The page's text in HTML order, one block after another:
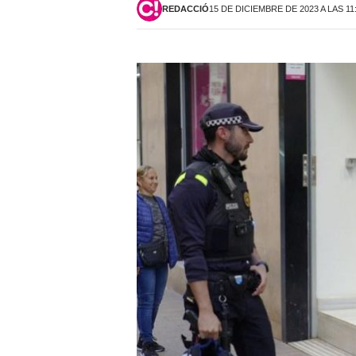
REDACCIÓ15 DE DICIEMBRE DE 2023 A LAS